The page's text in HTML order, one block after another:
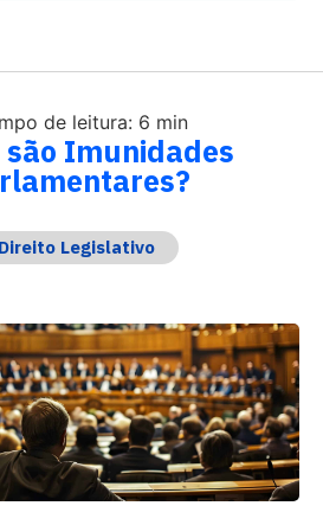
de leitura: 6 min
são Imunidades
Direito Legislativo